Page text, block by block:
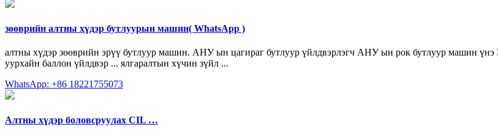
зөөврийн алтны хүдэр бутлуурын машин( WhatsApp )
алтны хүдэр зөөврийн эрүү бутлуур машин. АНУ ын цагираг бутлуур үйлдвэрлэгч АНУ ын рок бутлуур машин
уурхайн баллон үйлдвэр ... ялгаралтын хүчин зүйл ...
WhatsApp: +86 18221755073
Алтны хүдэр боловсруулах CIL …